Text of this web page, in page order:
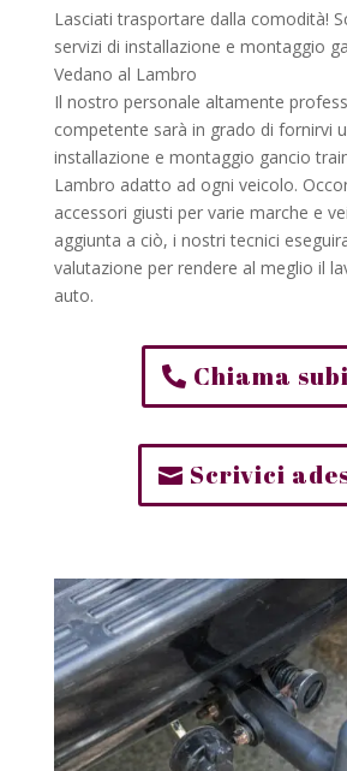
Lasciati trasportare dalla comodità!
servizi di installazione e montaggio
Vedano al Lambro
Il nostro personale altamente
competente sarà in grado di fornirvi
installazione e montaggio gancio
Lambro adatto ad ogni veicolo.
accessori giusti per varie marche e
aggiunta a ciò, i nostri tecnici
valutazione per rendere al meglio il
auto.
Chiama
Scrivici